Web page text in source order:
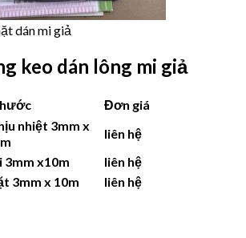
dán mi giả
keo dán lông mi giả
Đơn giá
nhiệt 3mm x
liên hệ
3mm x10m
liên hệ
3mm x 10m
liên hệ